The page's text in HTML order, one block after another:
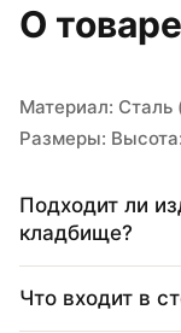
О товаре
Материал: Сталь
Размеры:
Подходит ли
кладбище?
Что входит в